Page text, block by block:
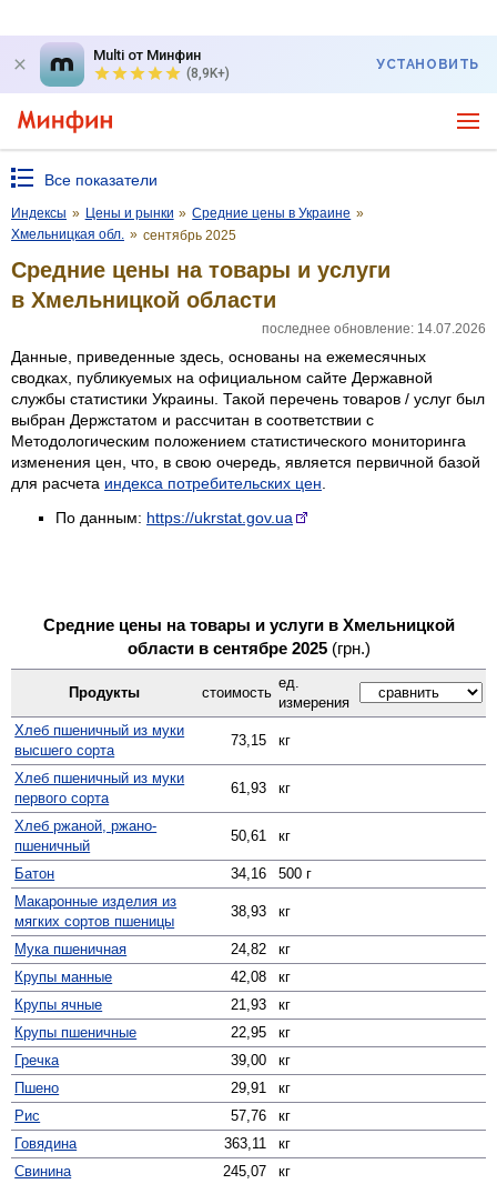
Multi от Минфин
(8,9K+)
УСТАНОВИТЬ
Все показатели
Индексы » Цены и рынки » Средние цены в Украине »
Хмельницкая обл. » сентябрь 2025
Средние цены на товары и услуги
в Хмельницкой области
последнее обновление: 14.07.2026
Данные, приведенные здесь, основаны на ежемесячных
сводках, публикуемых на официальном сайте Державной
службы статистики Украины. Такой перечень товаров / услуг был
выбран Держстатом и рассчитан в соответствии с
Методологическим положением статистического мониторинга
изменения цен, что, в свою очередь, является первичной базой
для расчета индекса потребительских цен
По данным: https://ukrstat.gov.ua
Средние цены на товары и услуги в Хмельницкой
области в сентябре 2025 (грн.)
Продукты стоимость
ед.
измерения
Хлеб пшеничный из муки
высшего сорта
73,15 кг
Хлеб пшеничный из муки
первого сорта
61,93 кг
Хлеб ржаной, ржано-
пшеничный
50,61 кг
Батон 34,16
500 г
Макаронные изделия из
мягких сортов пшеницы
38,93 кг
Мука пшеничная 24,82
кг
Крупы манные
42,08
кг
Крупы ячные
21,93
кг
Крупы пшеничные
22,95
кг
Гречка
39,00
кг
Пшено
29,91
кг
Рис
57,76
кг
Говядина
363,11
кг
Свинина
245,07
кг